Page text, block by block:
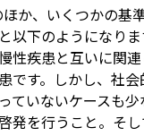
か、いくつかの基
以下のようになり
性疾患と互いに関
です。しかし、社
ていないケースも
発を行うこと。そ